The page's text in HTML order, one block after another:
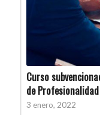
Curso
de Profesionalidad
3 enero, 2022